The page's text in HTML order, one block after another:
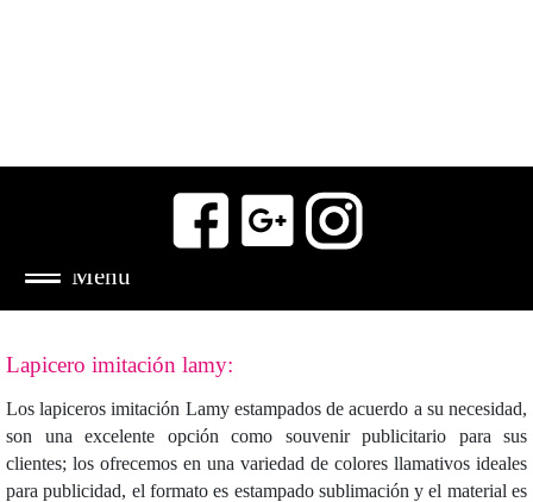
Lapicero imitación lamy:
Los lapiceros imitación Lamy estampados de acuerdo a su necesidad,
son una excelente opción como souvenir publicitario para sus
clientes; los ofrecemos en una variedad de colores llamativos ideales
para publicidad, el formato es estampado sublimación y el material es